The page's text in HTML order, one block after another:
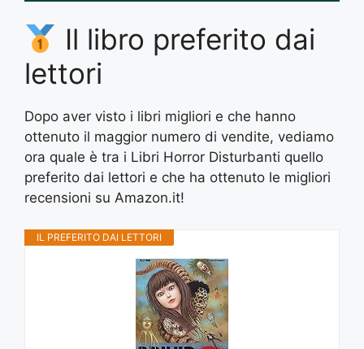
Il libro preferito dai
lettori
Dopo aver visto i libri migliori e che hanno
ottenuto il maggior numero di vendite, vediamo
ora quale è tra i Libri Horror Disturbanti quello
preferito dai lettori e che ha ottenuto le migliori
recensioni su Amazon.it!
IL PREFERITO DAI LETTORI